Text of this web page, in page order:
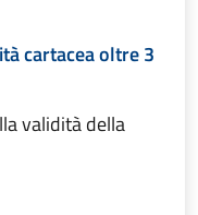
cartacea oltre 3
validità della